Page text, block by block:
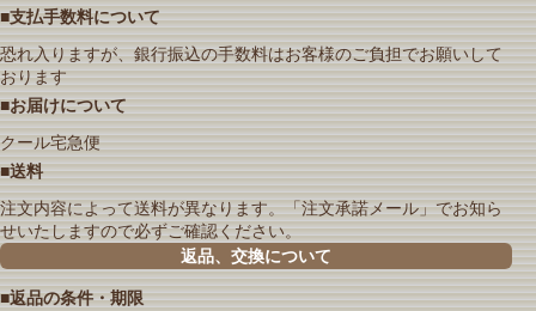
■支払手数料について
恐れ入りますが、銀行振込の手数料はお客様のご負担でお願いして
おります
■お届けについて
クール宅急便
■送料
注文内容によって送料が異なります。「注文承諾メール」でお知ら
せいたしますので必ずご確認ください。
返品、交換について
■返品の条件・期限